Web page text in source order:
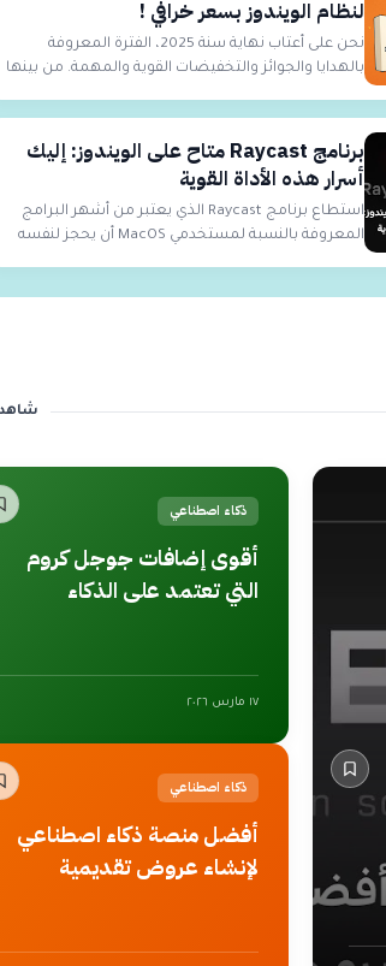
لنظام الويندوز بسعر خرافي !
نحن على أعتاب نهاية سنة 2025، الفترة المعروفة
بالهدايا والجوائز والتخفيضات القوية والمهمة. من بينها
برنامج Raycast متاح على الويندوز: إليك
أسرار هذه الأداة القوية
استطاع برنامج Raycast الذي يعتبر من أشهر البرامج
المعروفة بالنسبة لمستخدمي MacOS أن يحجز لنفسه
ذكاء اصطناعي
أقوى إضافات جوجل كروم
التي تعتمد على الذكاء
١٧ مارس ٢٠٢٦
ذكاء اصطناعي
أفضل منصة ذكاء اصطناعي
لإنشاء عروض تقديمية